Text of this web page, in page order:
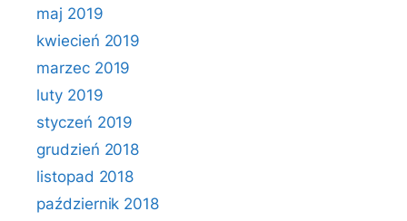
maj 2019
kwiecień 2019
marzec 2019
luty 2019
styczeń 2019
grudzień 2018
listopad 2018
październik 2018